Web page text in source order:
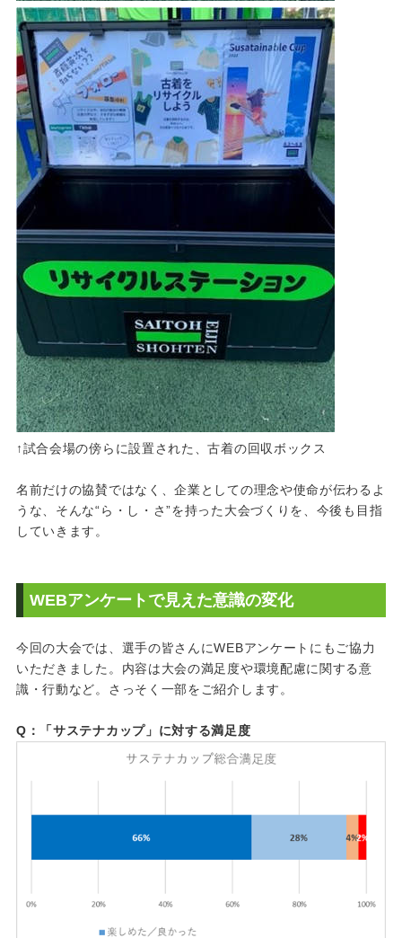
↑試合会場の傍らに設置された、古着の回収ボックス
名前だけの協賛ではなく、企業としての理念や使命が伝わるよ
うな、そんな“ら・し・さ”を持った大会づくりを、今後も目指
していきます。
WEBアンケートで見えた意識の変化
今回の大会では、選手の皆さんにWEBアンケートにもご協力
いただきました。内容は大会の満足度や環境配慮に関する意
識・行動など。さっそく一部をご紹介します。
Q：「サステナカップ」に対する満足度